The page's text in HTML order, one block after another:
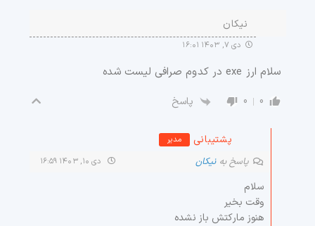
نیکان
دی ۷, ۱۴۰۳ ۱۶:۰۱
سلام ارز exe در کدوم صرافی لیست شده
0
0 پاسخ
پشتیبانی مدیر
پاسخ بهنیکان دی ۱۰, ۱۴۰۳ ۱۶:۵۹
سلام
وقت بخیر
هنوز مارکتش باز نشده